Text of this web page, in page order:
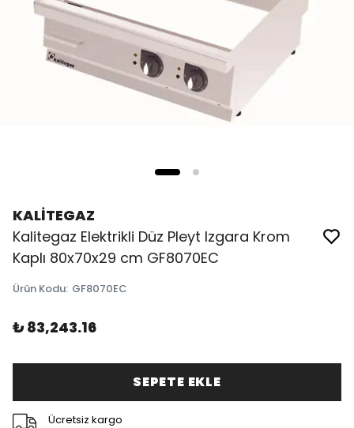
KALİTEGAZ
Kalitegaz Elektrikli Düz Pleyt Izgara Krom
Kaplı 80x70x29 cm GF8070EC
Ürün Kodu: GF8070EC
₺ 83,243.16
SEPETE EKLE
Ücretsiz kargo